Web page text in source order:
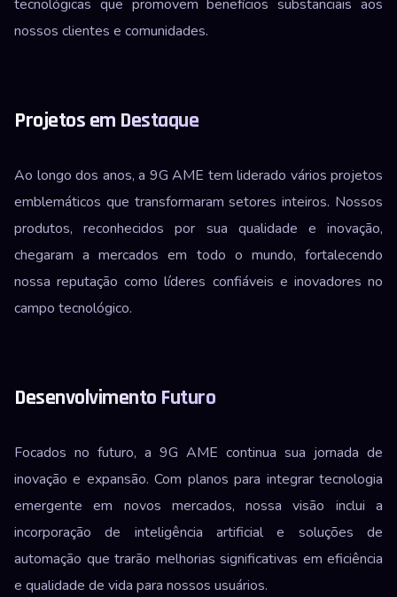
tecnológicas que promovem benefícios substanciais aos
nossos clientes e comunidades.
Projetos em Destaque
Ao longo dos anos, a 9G AME tem liderado vários projetos
emblemáticos que transformaram setores inteiros. Nossos
produtos, reconhecidos por sua qualidade e inovação,
chegaram a mercados em todo o mundo, fortalecendo
nossa reputação como líderes confiáveis e inovadores no
campo tecnológico.
Desenvolvimento Futuro
Focados no futuro, a 9G AME continua sua jornada de
inovação e expansão. Com planos para integrar tecnologia
emergente em novos mercados, nossa visão inclui a
incorporação de inteligência artificial e soluções de
automação que trarão melhorias significativas em eficiência
e qualidade de vida para nossos usuários.